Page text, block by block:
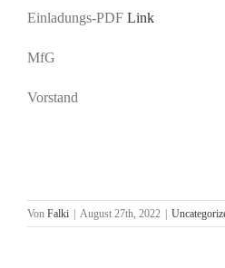
Einladungs-PDF Link
MfG
Vorstand
Von Falki August 27th, 2022